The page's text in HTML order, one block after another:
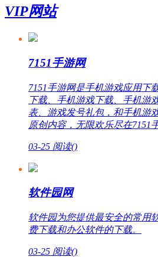
VIP网站
7151手游网
7151手游网是手机游戏应用下
下载、手机游戏下载、手机游
表、游戏发号礼包，和手机游
原创内容，无限欢乐尽在7151
03-25 阅读()
软件园网
软件园为您提供最安全的常用
费下载和办公软件的下载。
03-25 阅读()